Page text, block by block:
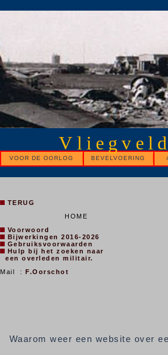
VOOR DE OORLOG BEVELVOERING
TERUG
HOME
Voorwoord
Bijwerkingen 2016-2026
Gebruiksvoorwaarden
Hulp bij het zoeken naar
een overleden militair.
Mail : F.Oorschot
Waarom weer een website over